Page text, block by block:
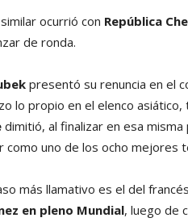
ocurrió con República
de ronda.
presentó su renuncia en el
lo propio en el elenco
dimitió, al finalizar en esa
como uno de los ocho mejores
más llamativo es el del francés
en pleno Mundial, luego de